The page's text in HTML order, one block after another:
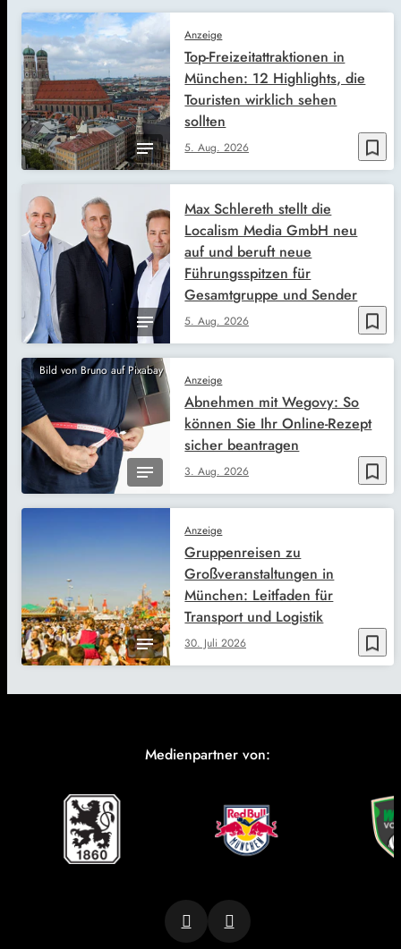
bookmark_border
Anzeige
5. Aug. 2026
Top-Freizeitattraktionen in
München: 12 Highlights, die
Touristen wirklich sehen
sollten
bookmark_border
5. Aug. 2026
Max Schlereth stellt die
Localism Media GmbH neu
auf und beruft neue
Führungsspitzen für
Gesamtgruppe und Sender
Bild von Bruno auf Pixabay
bookmark_border
Anzeige
3. Aug. 2026
Abnehmen mit Wegovy: So
können Sie Ihr Online-Rezept
sicher beantragen
bookmark_border
Anzeige
30. Juli 2026
Gruppenreisen zu
Großveranstaltungen in
München: Leitfaden für
Transport und Logistik
Medienpartner von: